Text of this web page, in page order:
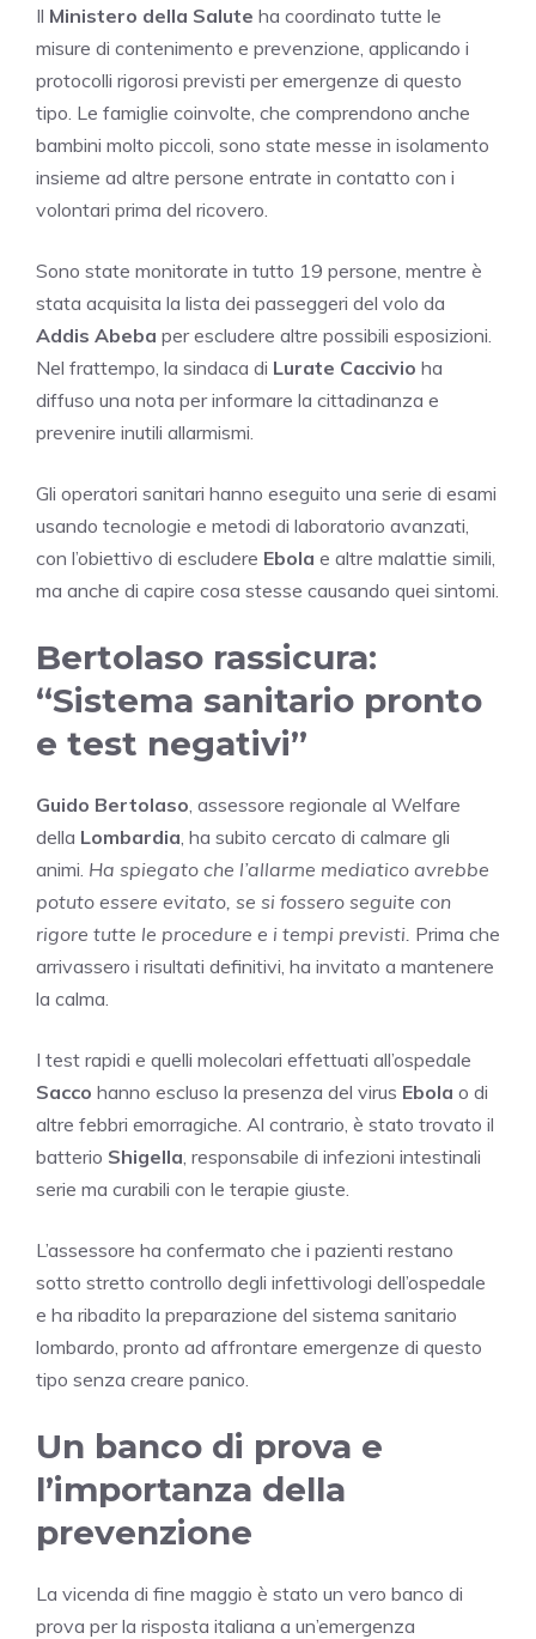
Il Ministero della Salute ha coordinato tutte le
misure di contenimento e prevenzione, applicando i
protocolli rigorosi previsti per emergenze di questo
tipo. Le famiglie coinvolte, che comprendono anche
bambini molto piccoli, sono state messe in isolamento
insieme ad altre persone entrate in contatto con i
volontari prima del ricovero.
Sono state monitorate in tutto 19 persone, mentre è
stata acquisita la lista dei passeggeri del volo da
Addis Abeba per escludere altre possibili esposizioni.
Nel frattempo, la sindaca di Lurate Caccivio ha
diffuso una nota per informare la cittadinanza e
prevenire inutili allarmismi.
Gli operatori sanitari hanno eseguito una serie di esami
usando tecnologie e metodi di laboratorio avanzati,
con l’obiettivo di escludere Ebola e altre malattie simili,
ma anche di capire cosa stesse causando quei sintomi.
Bertolaso rassicura:
“Sistema sanitario pronto
e test negativi”
Guido Bertolaso , assessore regionale al Welfare
della Lombardia , ha subito cercato di calmare gli
animi. Ha spiegato che l’allarme mediatico avrebbe
potuto essere evitato, se si fossero seguite con
rigore tutte le procedure e i tempi previsti. Prima che
arrivassero i risultati definitivi, ha invitato a mantenere
la calma.
I test rapidi e quelli molecolari effettuati all’ospedale
Sacco hanno escluso la presenza del virus Ebola o di
altre febbri emorragiche. Al contrario, è stato trovato il
batterio Shigella , responsabile di infezioni intestinali
serie ma curabili con le terapie giuste.
L’assessore ha confermato che i pazienti restano
sotto stretto controllo degli infettivologi dell’ospedale
e ha ribadito la preparazione del sistema sanitario
lombardo, pronto ad affrontare emergenze di questo
tipo senza creare panico.
Un banco di prova e
l’importanza della
prevenzione
La vicenda di fine maggio è stato un vero banco di
prova per la risposta italiana a un’emergenza